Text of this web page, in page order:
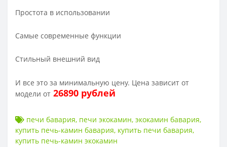
Простота в использовании
Самые современные функции
Стильный внешний вид
И все это за минимальную цену. Цена зависит от
модели от 26890 рублей
печи бавария, печи экокамин, экокамин бавария,
купить печь-камин бавария, купить печи бавария,
купить печь-камин экокамин